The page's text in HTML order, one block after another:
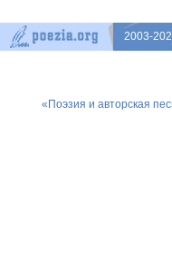
2003-
«Поэзия и авторская